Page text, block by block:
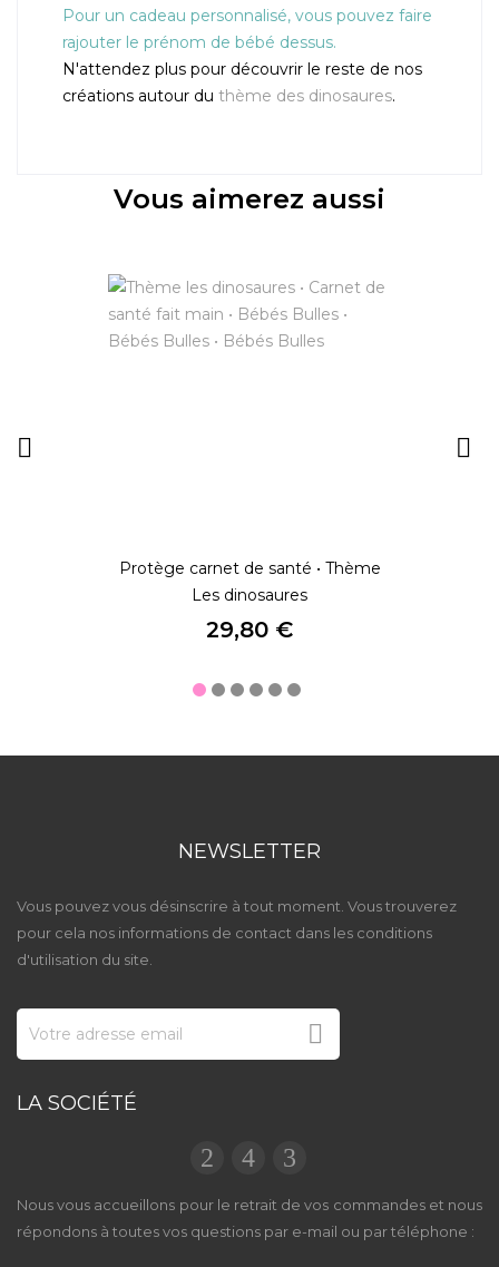
Pour un cadeau personnalisé, vous pouvez faire
rajouter le prénom de bébé dessus.
N'attendez plus pour découvrir le reste de nos
créations autour du thème des dinosaures.
Vous aimerez aussi
Protège carnet de santé • Thème
Les dinosaures
Prix
29,80 €
 
NEWSLETTER
Vous pouvez vous désinscrire à tout moment. Vous trouverez
pour cela nos informations de contact dans les conditions
d'utilisation du site.

LA SOCIÉTÉ
Nous vous accueillons pour le retrait de vos commandes et nous
répondons à toutes vos questions par e-mail ou par téléphone :